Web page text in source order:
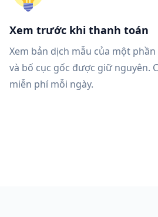
Xem trước khi thanh toán
Xem bản dịch mẫu của một
và bố cục gốc được giữ nguyên.
miễn phí mỗi ngày.